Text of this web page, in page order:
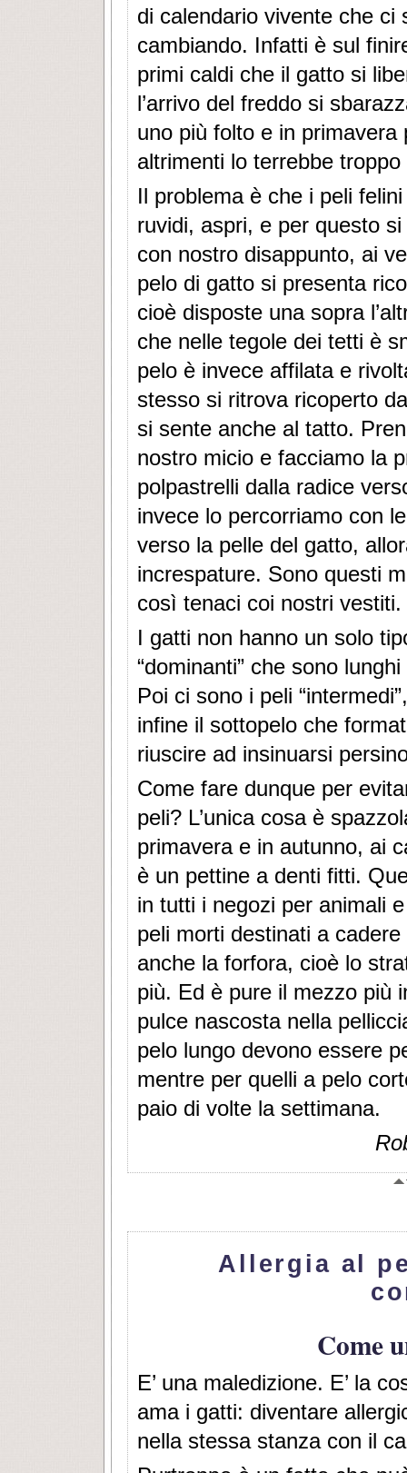
di calendario vivente che ci
cambiando. Infatti è sul
primi caldi che il gatto si
l’arrivo del freddo si
uno più folto e in
altrimenti lo terrebbe
Il problema è che i peli
ruvidi, aspri, e per questo
con nostro disappunto, ai
pelo di gatto si presenta
cioè disposte una sopra
che nelle tegole dei tetti è
pelo è invece affilata e
stesso si ritrova ricoperto
si sente anche al tatto.
nostro micio e facciamo la
polpastrelli dalla radice
invece lo percorriamo con
verso la pelle del gatto,
increspature. Sono questi
così tenaci coi nostri
I gatti non hanno un solo
“dominanti” che sono
Poi ci sono i peli
infine il sottopelo che
riuscire ad insinuarsi
Come fare dunque per
peli? L’unica cosa è
primavera e in autunno, ai
è un pettine a denti fitti.
in tutti i negozi per animali
peli morti destinati a
anche la forfora, cioè lo
più. Ed è pure il mezzo più
pulce nascosta nella
pelo lungo devono essere
mentre per quelli a pelo
paio di volte la settimana.
Allergia al
Come
E’ una maledizione. E’ la
ama i gatti: diventare
nella stessa stanza con il